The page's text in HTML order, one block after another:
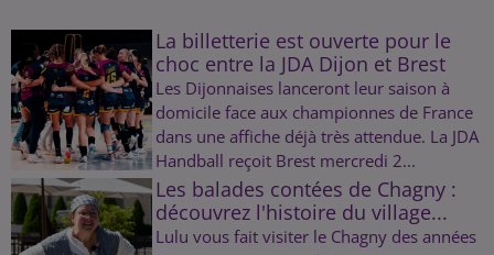
La billetterie est ouverte pour le
choc entre la JDA Dijon et Brest
Les Dijonnaises lanceront leur saison à
domicile face aux championnes de France
dans une affiche déjà très attendue. La JDA
Handball reçoit Brest mercredi 2...
Les balades contées de Chagny :
découvrez l'histoire du village...
Lulu vous fait visiter le Chagny des années